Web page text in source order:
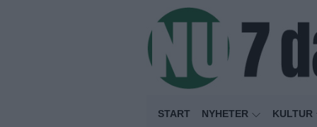
START NYHETER KULTUR